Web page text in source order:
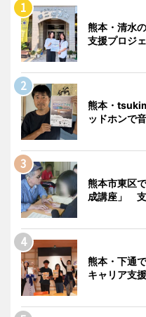
熊本・清水
支援プロジ
熊本・
ッドホンで
熊本市東区
成講座」 支
熊本・下通
キャリア支